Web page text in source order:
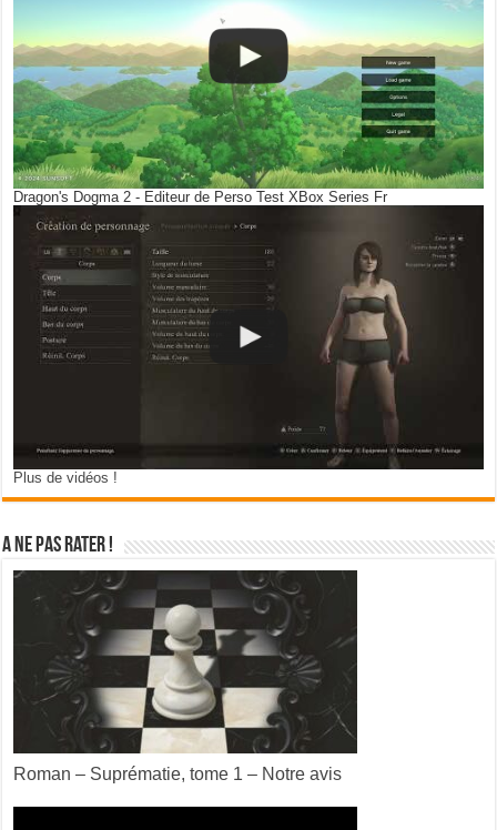
Dragon's Dogma 2 - Editeur de Perso Test XBox Series Fr
Plus de vidéos !
A ne pas rater !
Roman – Suprématie, tome 1 – Notre avis